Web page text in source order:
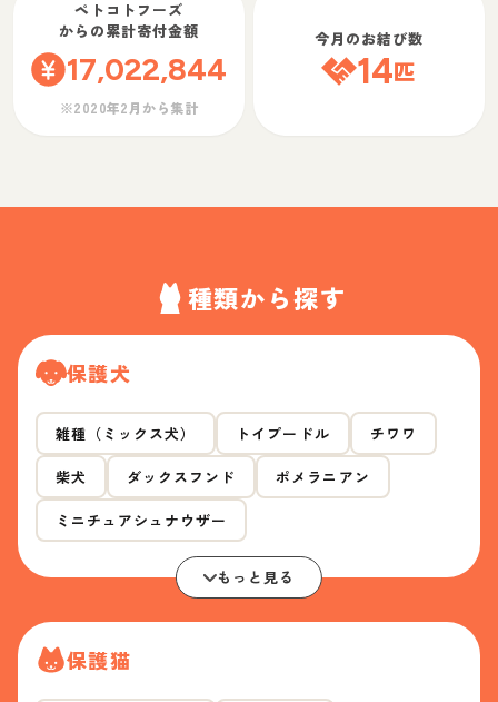
ペトコトフーズ
からの累計寄付金額
17,022,844
※2020年2月から集計
今月のお結び数
14匹
種類から探す
保護犬
雑種（ミックス犬） トイプードル チワワ
柴犬 ダックスフンド ポメラニアン
ミニチュアシュナウザー
もっと見る
保護猫